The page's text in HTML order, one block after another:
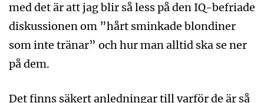
med det är att jag blir så less på den IQ-befriade
diskussionen om ”hårt sminkade blondiner
som inte tränar” och hur man alltid ska se ner
på dem.
Det finns säkert anledningar till varför de är så